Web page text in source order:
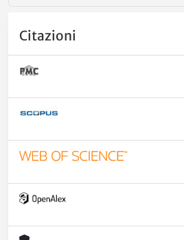
Citazioni